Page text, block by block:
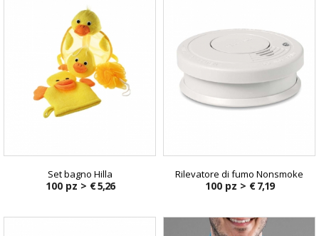
Set bagno Hilla
100 pz > € 5,26
Rilevatore di fumo Nonsmoke
100 pz > € 7,19